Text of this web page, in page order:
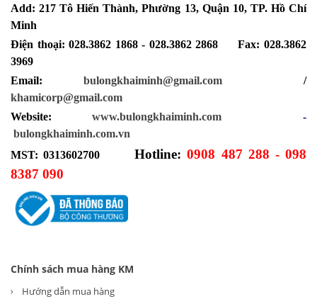
Add: 217 Tô Hiến Thành, Phường 13, Quận 10, TP. Hồ Chí
Minh
Điện thoại: 028.3862 1868 - 028.3862 2868 Fax: 028.3862
3969
Email: bulongkhaiminh@gmail.com/
khamicorp@gmail.com
Website:
www.bulongkhaiminh.com
-
bulongkhaiminh.com.vn
MST: 0313602700
Hotline: 0908 487 288 - 098
8387 090
Chính sách mua hàng KM
Hướng dẫn mua hàng